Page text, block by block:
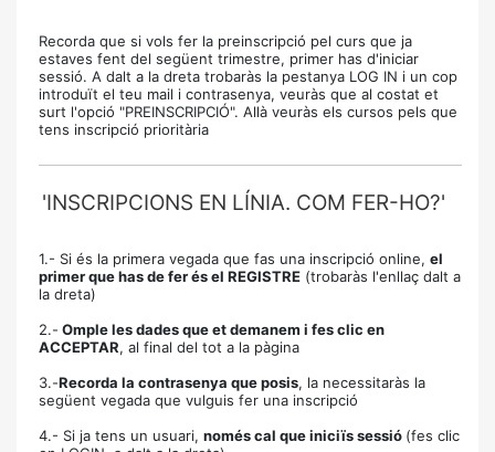
Recorda que si vols fer la preinscripció pel curs que ja
estaves fent del següent trimestre, primer has d'iniciar
sessió. A dalt a la dreta trobaràs la pestanya LOG IN i un cop
introduït el teu mail i contrasenya, veuràs que al costat et
surt l'opció "PREINSCRIPCIÓ". Allà veuràs els cursos pels que
tens inscripció prioritària
'INSCRIPCIONS EN LÍNIA. COM FER-HO?'
1.- Si és la primera vegada que fas una inscripció online, el
primer que has de fer és el REGISTRE (trobaràs l'enllaç dalt a
la dreta)
2.- Omple les dades que et demanem i fes clic en
ACCEPTAR, al final del tot a la pàgina
3.-Recorda la contrasenya que posis, la necessitaràs la
següent vegada que vulguis fer una inscripció
4.- Si ja tens un usuari, només cal que iniciïs sessió (fes clic